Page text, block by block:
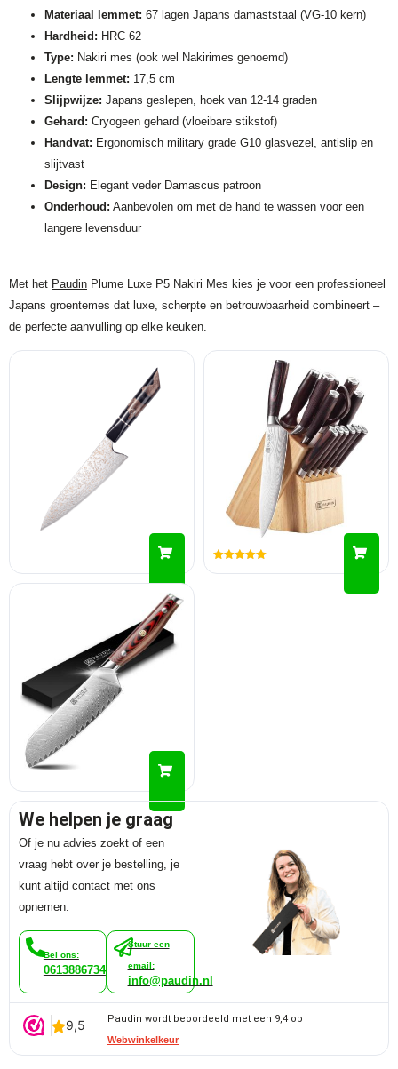
Materiaal lemmet: 67 lagen Japans damaststaal (VG-10 kern)
Hardheid: HRC 62
Type: Nakiri mes (ook wel Nakirimes genoemd)
Lengte lemmet: 17,5 cm
Slijpwijze: Japans geslepen, hoek van 12-14 graden
Gehard: Cryogeen gehard (vloeibare stikstof)
Handvat: Ergonomisch military grade G10 glasvezel, antislip en
slijtvast
Design: Elegant veder Damascus patroon
Onderhoud: Aanbevolen om met de hand te wassen voor een
langere levensduur
Met het Paudin Plume Luxe P5 Nakiri Mes kies je voor een professioneel
Japans groentemes dat luxe, scherpte en betrouwbaarheid combineert –
de perfecte aanvulling op elke keuken.
We helpen je graag
Of je nu advies zoekt of een
vraag hebt over je bestelling, je
kunt altijd contact met ons
opnemen.
Bel ons:
0613886734
Stuur een
email:
info@paudin.nl
Paudin wordt beoordeeld met een 9,4 op
Webwinkelkeur